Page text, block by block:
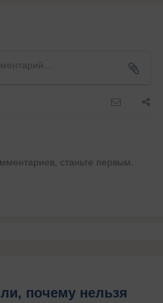
станьте первым.
почему нельзя